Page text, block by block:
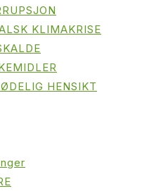
KLIMAKRISE
HENSIKT